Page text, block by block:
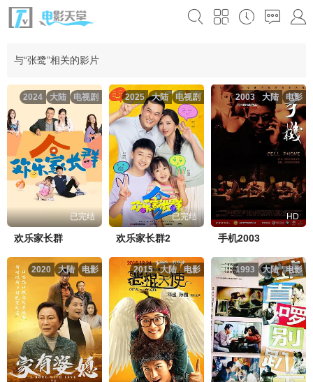
与“张鹭”相关的影片
电视剧
大陆
2024
已完结
欢乐家长群
电视剧
大陆
2025
已完结
欢乐家长群2
电影
大陆
2003
HD
手机2003
电影
大陆
2020 电影
大陆
2015 电影
大陆
1993